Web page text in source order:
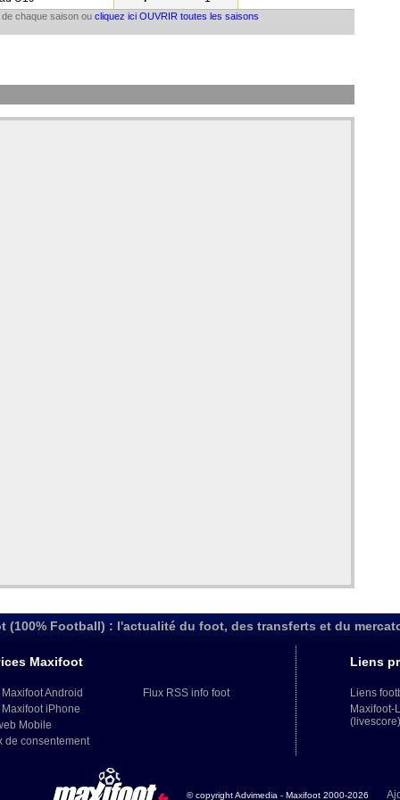
chaque saison ou cliquez ici OUVRIR toutes les saisons
(100% Football) : l'actualité du foot, des transferts et du
Maxifoot
Android
iPhone
Mobile
de consentement
Flux RSS info foot
Liens
Liens
Maxifoot-
(livescore)
© copyright Advimedia - Maxifoot 2000-2026